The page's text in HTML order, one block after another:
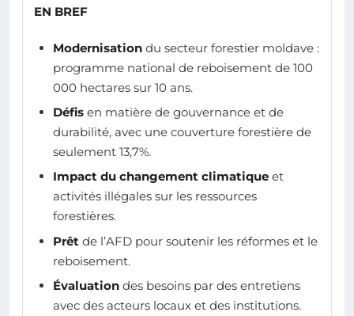
EN BREF
Modernisation du secteur forestier moldave :
programme national de reboisement de 100
000 hectares sur 10 ans.
Défis en matière de gouvernance et de
durabilité, avec une couverture forestière de
seulement 13,7%.
Impact du changement climatique et
activités illégales sur les ressources
forestières.
Prêt de l’AFD pour soutenir les réformes et le
reboisement.
Évaluation des besoins par des entretiens
avec des acteurs locaux et des institutions.